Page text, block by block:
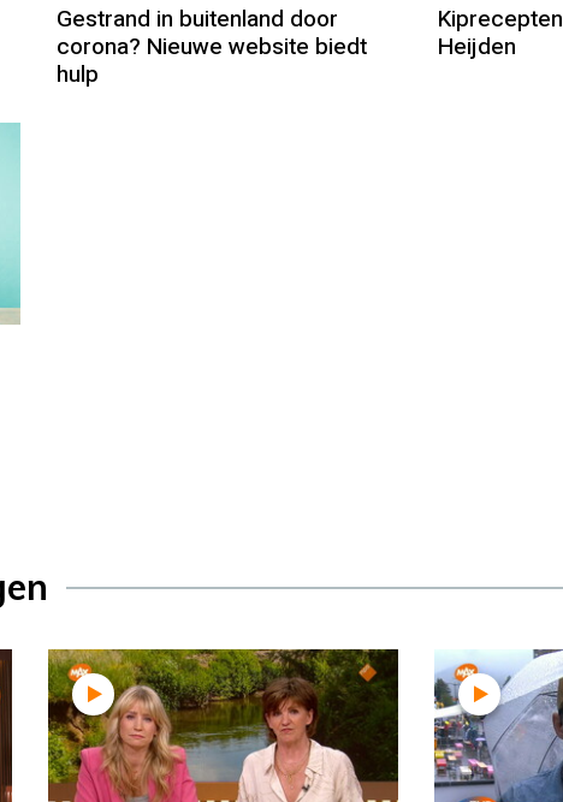
Gestrand in buitenland door
corona? Nieuwe website biedt
hulp
Heijden